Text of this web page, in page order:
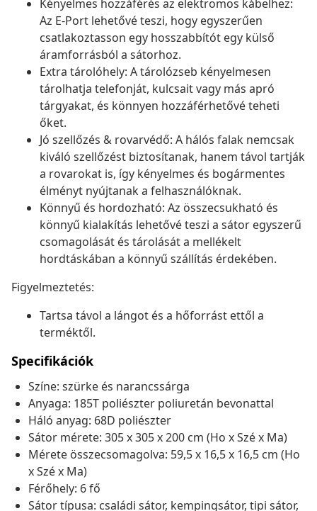
Kényelmes hozzáférés az elektromos kábelhez:
Az E-Port lehetővé teszi, hogy egyszerűen
csatlakoztasson egy hosszabbítót egy külső
áramforrásból a sátorhoz.
Extra tárolóhely: A tárolózseb kényelmesen
tárolhatja telefonját, kulcsait vagy más apró
tárgyakat, és könnyen hozzáférhetővé teheti
őket.
Jó szellőzés & rovarvédő: A hálós falak nemcsak
kiváló szellőzést biztosítanak, hanem távol tartják
a rovarokat is, így kényelmes és bogármentes
élményt nyújtanak a felhasználóknak.
Könnyű és hordozható: Az összecsukható és
könnyű kialakítás lehetővé teszi a sátor egyszerű
csomagolását és tárolását a mellékelt
hordtáskában a könnyű szállítás érdekében.
Figyelmeztetés:
Tartsa távol a lángot és a hőforrást ettől a
terméktől.
Specifikációk
Színe: szürke és narancssárga
Anyaga: 185T poliészter poliuretán bevonattal
Háló anyag: 68D poliészter
Sátor mérete: 305 x 305 x 200 cm (Ho x Szé x Ma)
Mérete összecsomagolva: 59,5 x 16,5 x 16,5 cm (Ho
x Szé x Ma)
Férőhely: 6 fő
Sátor típusa: családi sátor, kempingsátor, tipi sátor,